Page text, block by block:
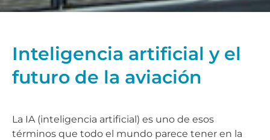
Inteligencia artificial y el
futuro de la aviación
La IA (inteligencia artificial) es uno de esos
términos que todo el mundo parece tener en la